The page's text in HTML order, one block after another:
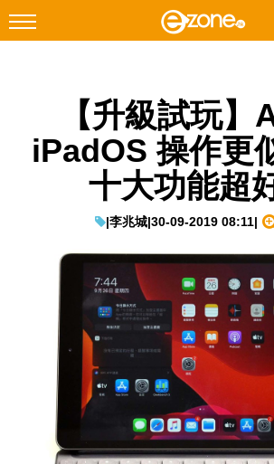
Instagram
科技焦點
教學評測
EduTech
IT Times
生成式AI與雲端應用
Enterprise Digital Transformation
【升級試玩】
iPadOS 操作更
十大功能超
|李兆城|30-09-2019 08:11|